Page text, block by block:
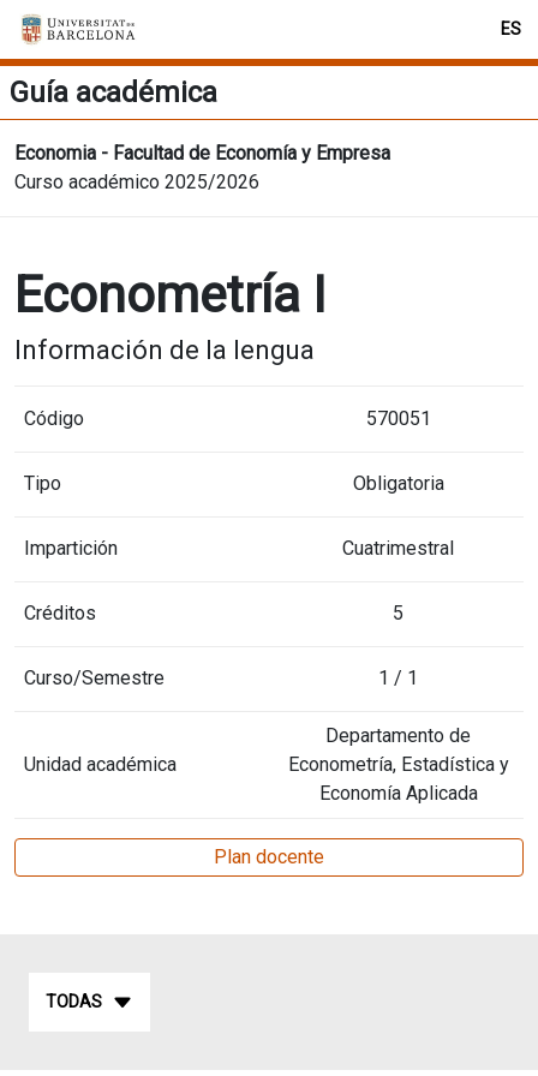
ES
Guía académica
Economia - Facultad de Economía y Empresa
Curso académico 2025/2026
Econometría I
Información de la lengua
Código 570051
Tipo Obligatoria
Impartición Cuatrimestral
Créditos 5
Curso/Semestre 1 / 1
Unidad académica
Departamento de
Econometría, Estadística y
Economía Aplicada
Plan docente
TODAS